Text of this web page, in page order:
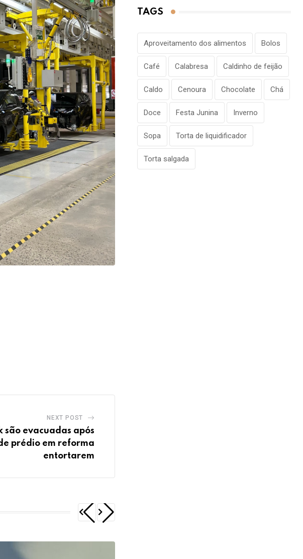
NEXT POST
são evacuadas após
prédio em reforma
entortarem
TAGS
Aproveitamento dos alimentos Bolos
Café Calabresa Caldinho de feijão
Caldo Cenoura Chocolate Chá
Doce Festa Junina Inverno
Sopa Torta de liquidificador
Torta salgada